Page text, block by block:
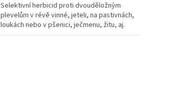
Selektivní herbicid proti dvouděložným
plevelům v révě vinné, jeteli, na pastivnách,
loukách nebo v pšenici, ječmenu, žitu, aj.